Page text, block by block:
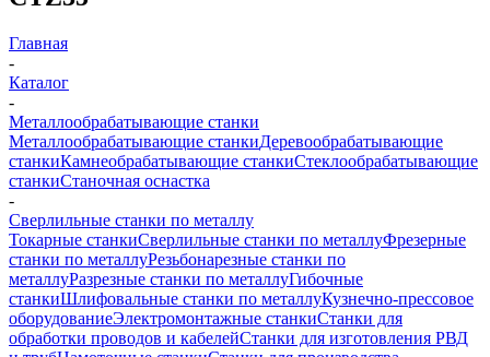
Главная
-
Каталог
-
Металлообрабатывающие станки
Металлообрабатывающие станкиДеревообрабатывающие
станкиКамнеобрабатывающие станкиСтеклообрабатывающие
станкиСтаночная оснастка
-
Сверлильные станки по металлу
Токарные станкиСверлильные станки по металлуФрезерные
станки по металлуРезьбонарезные станки по
металлуРазрезные станки по металлуГибочные
станкиШлифовальные станки по металлуКузнечно-прессовое
оборудованиеЭлектромонтажные станкиСтанки для
обработки проводов и кабелейСтанки для изготовления РВД